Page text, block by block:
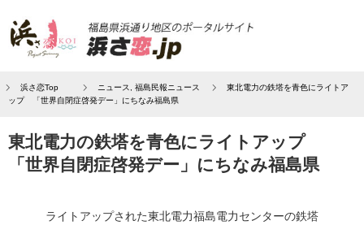
浜さ恋Top ニュース 福島民報ニュース
東北電力の鉄塔を青色にライトア
ップ 「世界自閉症啓発デー」にちなみ福島県
東北電力の鉄塔を青色にライトアップ
「世界自閉症啓発デー」にちなみ福島県
ライトアップされた東北電力福島電力センターの鉄塔